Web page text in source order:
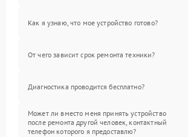
Как я узнаю, что мое устройство готово?
От чего зависит срок ремонта техники?
Диагностика проводится бесплатно?
Может ли вместо меня принять устройство
после ремонта другой человек, контактный
телефон которого я предоставлю?